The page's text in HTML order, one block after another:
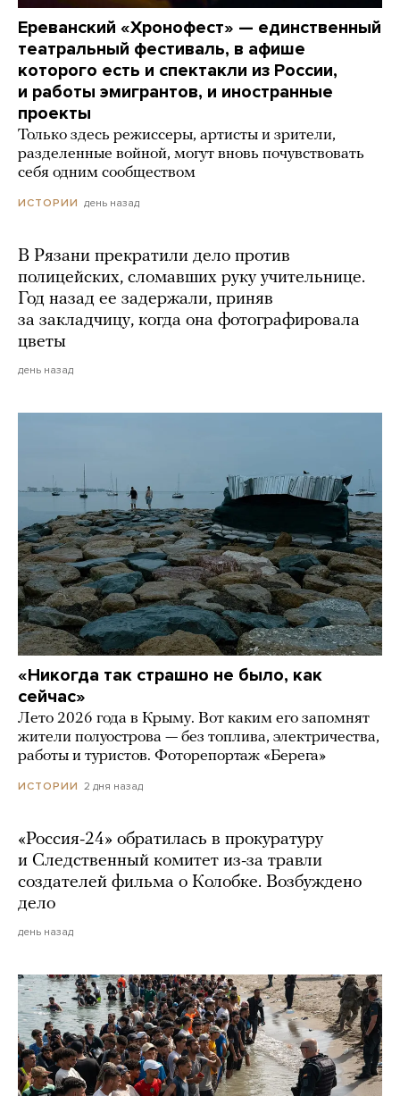
Ереванский «Хронофест» — единственный
театральный фестиваль, в афише
которого есть и спектакли из России,
и работы эмигрантов, и иностранные
проекты
Только здесь режиссеры, артисты и зрители,
разделенные войной, могут вновь почувствовать
себя одним сообществом
ИСТОРИИ день назад
В Рязани прекратили дело против
полицейских, сломавших руку учительнице.
Год назад ее задержали, приняв
за закладчицу, когда она фотографировала
цветы
день назад
«Никогда так страшно не было, как
сейчас»
Лето 2026 года в Крыму. Вот каким его запомнят
жители полуострова — без топлива, электричества,
работы и туристов. Фоторепортаж «Берега»
ИСТОРИИ 2 дня назад
«Россия-24» обратилась в прокуратуру
и Следственный комитет из-за травли
создателей фильма о Колобке. Возбуждено
дело
день назад